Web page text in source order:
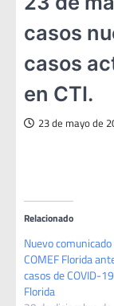
casos
casos
en CTI.
23 de mayo de
Relacionado
Nuevo
COMEF Florida
casos de COVID-
Florida